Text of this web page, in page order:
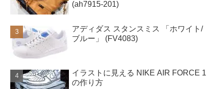
(ah7915-201)
アディダス スタンスミス 「ホワイト/
ブルー」 (FV4083)
イラストに見える NIKE AIR FORCE 1
の作り方